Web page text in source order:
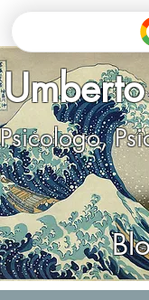
Psicologo,